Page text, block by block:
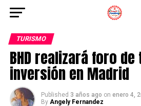
TURISMO
BHD realizará foro
inversión en Madrid
Published 3 años ago on enero 4,
By Angely Fernandez